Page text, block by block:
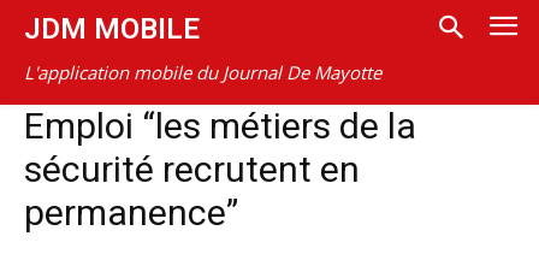
JDM MOBILE
L'application mobile du Journal De Mayotte
Emploi “les métiers de la
sécurité recrutent en
permanence”